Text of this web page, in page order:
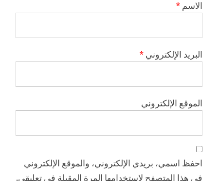
الاسم *
البريد الإلكتروني *
الموقع الإلكتروني
احفظ اسمي، بريدي الإلكتروني، والموقع الإلكتروني
في هذا المتصفح لاستخدامها المرة المقبلة في تعليقي.